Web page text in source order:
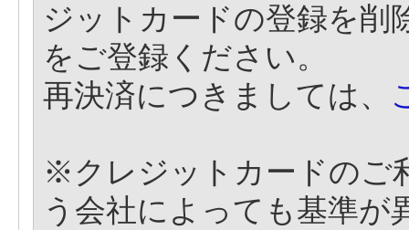
ジットカードの登録を削
をご登録ください。
再決済につきましては、
※クレジットカードのご
う会社によっても基準が